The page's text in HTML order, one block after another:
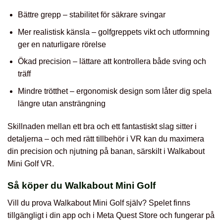
Bättre grepp – stabilitet för säkrare svingar
Mer realistisk känsla – golfgreppets vikt och utformning
ger en naturligare rörelse
Ökad precision – lättare att kontrollera både sving och
träff
Mindre trötthet – ergonomisk design som låter dig spela
längre utan ansträngning
Skillnaden mellan ett bra och ett fantastiskt slag sitter i
detaljerna – och med rätt tillbehör i VR kan du maximera
din precision och njutning på banan, särskilt i Walkabout
Mini Golf VR.
Så köper du Walkabout Mini Golf
Vill du prova Walkabout Mini Golf själv? Spelet finns
tillgängligt i din app och i Meta Quest Store och fungerar på